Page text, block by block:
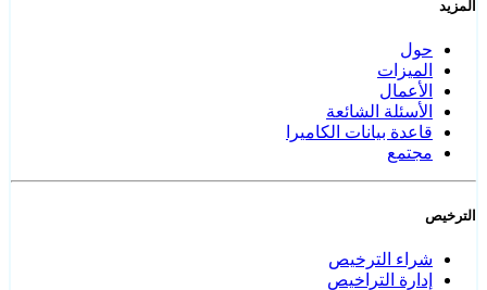
المزيد
حول
الميزات
الأعمال
الأسئلة الشائعة
قاعدة بيانات الكاميرا
مجتمع
الترخيص
شراء الترخيص
إدارة التراخيص